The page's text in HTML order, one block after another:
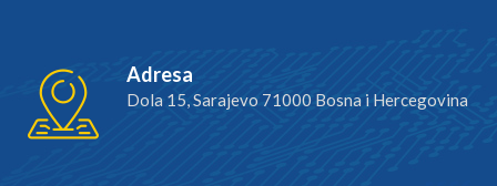
Adresa
Dola 15, Sarajevo 71000 Bosna i Hercegovina